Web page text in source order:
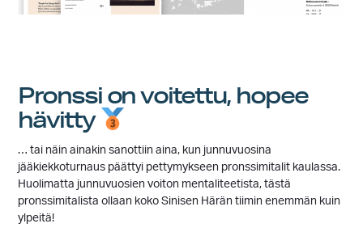
Pronssi on voitettu, hopee
hävitty
… tai näin ainakin sanottiin aina, kun junnuvuosina
jääkiekkoturnaus päättyi pettymykseen pronssimitalit kaulassa.
Huolimatta junnuvuosien voiton mentaliteetista, tästä
pronssimitalista ollaan koko Sinisen Härän tiimin enemmän kuin
ylpeitä!